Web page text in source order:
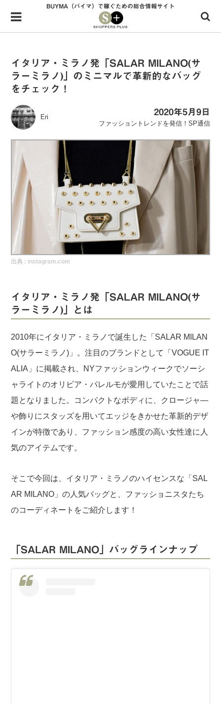
Menu
HOME
34歳独身OLバイマ実践記
ファッショントレンドを発信！SP通信
BUYMAで人気のブランド
BUYMAの売れ筋商品
実録！海外ショップで買ってみた！
BUYMA（バイマ）で稼ぐための総合情報サイト
イタリア・ミラノ発「SALAR MILANO(サ
ラーミラノ)」のミニマルで革新的なバッグ
をチェック！
Eri
2020年5月9日
ファッショントレンドを発信！SP通信
出典 : instagram.com
イタリア・ミラノ発「SALAR MILANO(サ
ラーミラノ)」とは
2010年にイタリア・ミラノで誕生した「SALAR MILAN
O(サラーミラノ)」。注目のブランドとして「VOGUE IT
ALIA」に掲載され、NYファッションウィークでソーシ
ャライトのオリビア・パレルモが愛用していたことで話
題となりました。コンパクトなボディに、クロージャ―
や飾りにスタッズを用いてエッジをきかせた革新的デザ
インが特徴であり、ファッション感度の高い女性達に人
気のアイテムです。
そこで今回は、イタリア・ミラノのハイセンスな「SAL
AR MILANO」の人気バッグと、ファッショニスタたち
のコーディネートをご紹介します！
「SALAR MILANO」バッグラインナップ